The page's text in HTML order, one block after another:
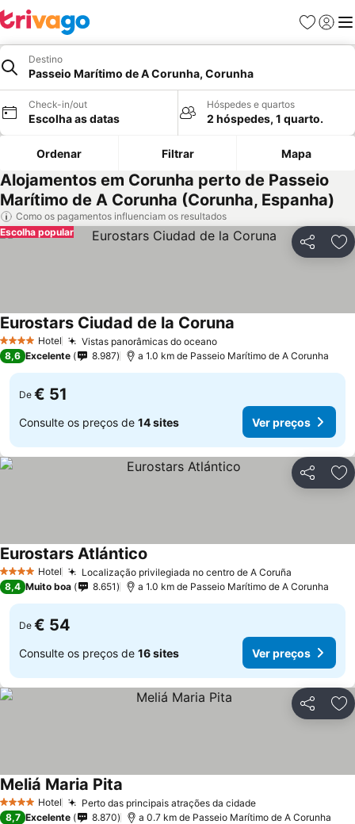
Favoritos
Iniciar
Destino
Passeio Marítimo de A Corunha, Corunha
Check-in/out
Escolha as datas
Hóspedes e quartos
2 hóspedes, 1 quarto.
Ordenar Filtrar Mapa
Alojamentos em Corunha perto de Passeio
Marítimo de A Corunha (Corunha, Espanha)
Como os pagamentos influenciam os resultados
Partilhar
Escolha popular
4 EstrelasHotel Vistas panorâmicas do oceano
Eurostars Ciudad de la Coruna
8,6 Excelente 8.987 a 1.0 km de Passeio Marítimo de A Corunha
De € 51
Consulte os preços de 14 sites Ver preços
Partilhar
4 EstrelasHotel Localização privilegiada no centro de A Coruña
Eurostars Atlántico
8,4 Muito boa 8.651 a 1.0 km de Passeio Marítimo de A Corunha
De € 54
Consulte os preços de 16 sites Ver preços
Partilhar
4 EstrelasHotel Perto das principais atrações da cidade
Meliá Maria Pita
8,7 Excelente 8.870 a 0.7 km de Passeio Marítimo de A Corunha